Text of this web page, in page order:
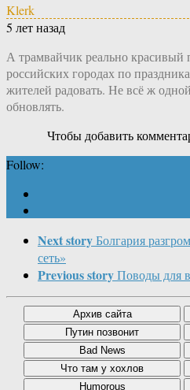
Klerk
5 лет назад
А трамвайчик реально красивый
российских городах по
жителей радовать. Не всё ж
обновлять.
Чтобы добавить
Follow:
Next storyБолгария
сеть»
Previous storyПоводы для